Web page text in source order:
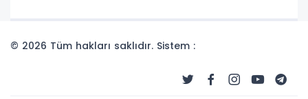
© 2026 Tüm hakları saklıdır. Sistem :